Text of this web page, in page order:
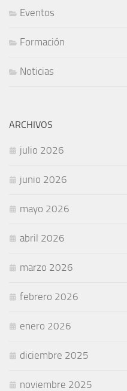
Eventos
Formación
Noticias
ARCHIVOS
julio 2026
junio 2026
mayo 2026
abril 2026
marzo 2026
febrero 2026
enero 2026
diciembre 2025
noviembre 2025